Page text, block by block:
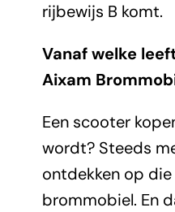
rijbewijs B komt.
Vanaf welke
Aixam
Een scooter
wordt? Steeds
ontdekken op
brommobiel. En